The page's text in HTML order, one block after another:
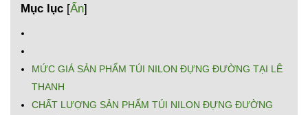
Mục lục [Ẩn]
MỨC GIÁ SẢN PHẨM TÚI NILON ĐỰNG ĐƯỜNG TẠI LÊ
THANH
CHẤT LƯỢNG SẢN PHẨM TÚI NILON ĐỰNG ĐƯỜNG